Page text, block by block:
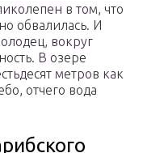
в том, что
обвалилась. И
вокруг
В озере
метров как
отчего вода